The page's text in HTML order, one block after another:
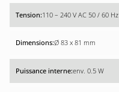
110 – 240 V AC 50 / 60 Hz
Ø 83 x 81 mm
env. 0.5 W